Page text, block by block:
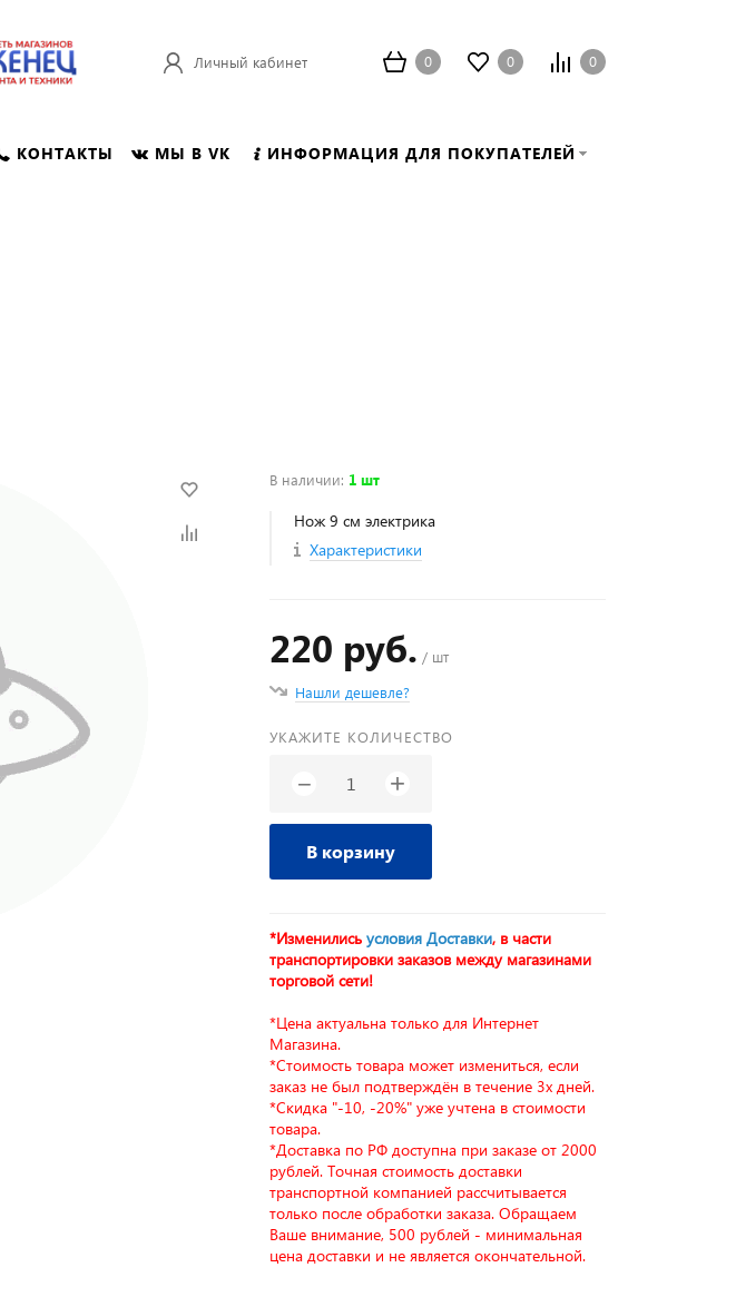
Личный кабинет 0 0 0
КОНТАКТЫ МЫ В VK ИНФОРМАЦИЯ ДЛЯ ПОКУПАТЕЛЕЙ
В наличии: 1 шт
Нож 9 см электрика
Характеристики
220 руб. / шт
Нашли дешевле?
УКАЖИТЕ КОЛИЧЕСТВО
− +
В корзину
*Изменилисьусловия Доставки, в части
транспортировки заказов между магазинами
торговой сети!
*Цена актуальна только для Интернет
Магазина.
*Стоимость товара может измениться, если
заказ не был подтверждён в течение 3х дней.
*Скидка "-10, -20%" уже учтена в стоимости
товара.
*Доставка по РФ доступна при заказе от 2000
рублей. Точная стоимость доставки
транспортной компанией рассчитывается
только после обработки заказа. Обращаем
Ваше внимание, 500 рублей - минимальная
цена доставки и не является окончательной.